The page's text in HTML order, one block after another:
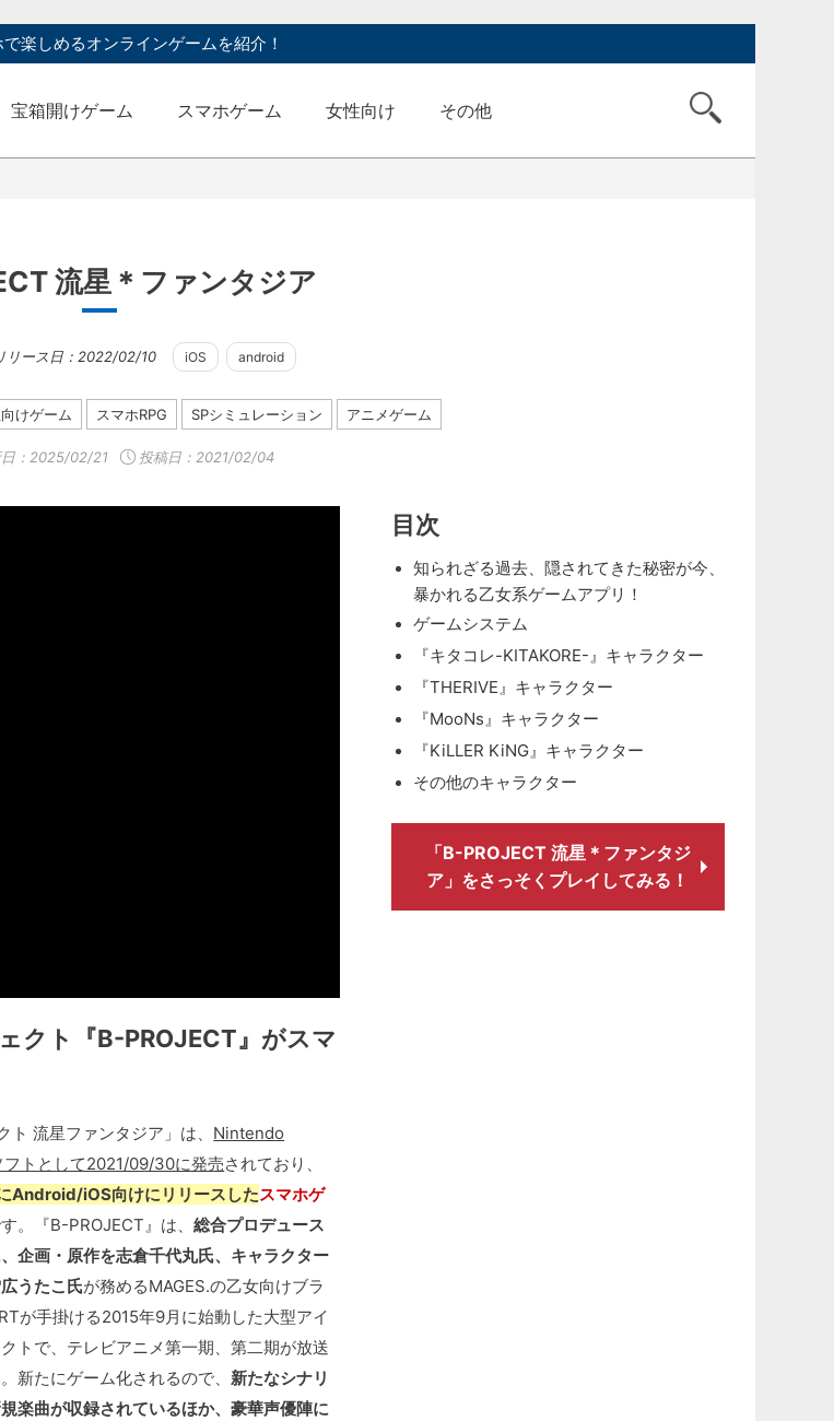
楽しめるオンラインゲームを紹介！
宝箱開けゲーム スマホゲーム 女性向け その他
流星＊ファンタジア
リース日：2022/02/10 iOS android
けゲーム スマホRPG SPシミュレーション アニメゲーム
： 2025/02/21 投稿日：2021/02/04
クト『B-PROJECT』がスマ
ト 流星ファンタジア」は、 Nintendo
トとして2021/09/30に発売されており、
Android/iOS向けにリリースしたスマホゲ
。『B-PROJECT』は、総合プロデュース
企画・原作を志倉千代丸氏、キャラクター
うたこ氏が務めるMAGES.の乙女向けブラ
が手掛ける2015年9月に始動した大型アイ
トで、テレビアニメ第一期、第二期が放送
新たにゲーム化されるので、新たなシナリ
楽曲が収録されているほか、豪華声優陣に
目次
知られざる過去、隠されてきた秘密が今、
暴かれる乙女系ゲームアプリ！
ゲームシステム
『キタコレ-KITAKORE-』キャラクター
『THERIVE』キャラクター
『MooNs』キャラクター
『KiLLER KiNG』キャラクター
その他のキャラクター
「B-PROJECT 流星＊ファンタジ
ア」をさっそくプレイしてみる！